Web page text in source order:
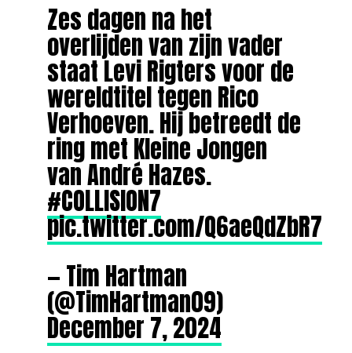
Zes dagen na het
overlijden van zijn vader
staat Levi Rigters voor de
wereldtitel tegen Rico
Verhoeven. Hij betreedt de
ring met Kleine Jongen
van André Hazes.
#COLLISION7
pic.twitter.com/Q6aeQdZbR7
— Tim Hartman
(@TimHartman09)
December 7, 2024